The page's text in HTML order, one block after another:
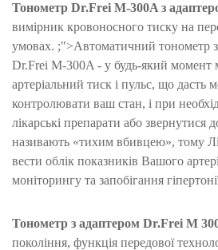
Тонометр Dr.Frei M-300A з
вимірник кровоносного тиску на
умовах. ;">Автоматичний тонометр
Dr.Frei M-300A - у будь-який момент
артеріальний тиск і пульс, що дасть
контролювати ваш стан, і при
лікарські препарати або звернутися
називають «тихим вбивцею», тому
вести облік показників Вашого
моніторингу та запобігання
Тонометр з адаптером Dr.Frei M
покоління, функція передової